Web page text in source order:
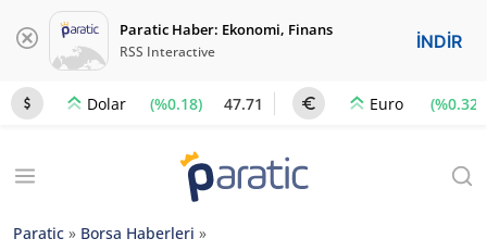
Paratic Haber: Ekonomi, Finans
RSS Interactive İNDİR
Dolar (%0.18) 47.71 Euro (%0.32)
Paratic » Borsa Haberleri »